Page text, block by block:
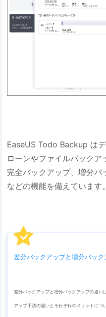
EaseUS Todo Backup は
ローンやファイルバックア
完全バックアップ、増分
などの機能を備えています。
差分バックアップと増分バッ
差分バックアップと増分バックアップの違
アップ手法の違いとそれぞれのメリットにつ